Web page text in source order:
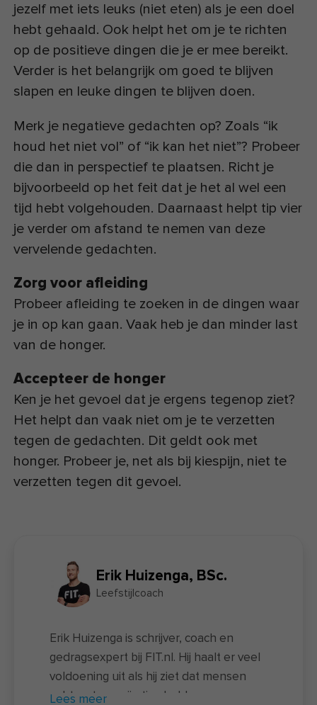
jezelf met iets leuks (niet eten) als je een doel
hebt gehaald. Ook helpt het om je te richten
op de positieve dingen die je er mee bereikt.
Verder is het belangrijk om goed te blijven
slapen en leuke dingen te blijven doen.
Merk je negatieve gedachten op? Zoals “ik
houd het niet vol” of “ik kan het niet”? Probeer
die dan in perspectief te plaatsen. Richt je
bijvoorbeeld op het feit dat je het al wel een
tijd hebt volgehouden. Daarnaast helpt tip vier
je verder om afstand te nemen van deze
vervelende gedachten.
Zorg voor afleiding
Probeer afleiding te zoeken in de dingen waar
je in op kan gaan. Vaak heb je dan minder last
van de honger.
Accepteer de honger
Ken je het gevoel dat je ergens tegenop ziet?
Het helpt dan vaak niet om je te verzetten
tegen de gedachten. Dit geldt ook met
honger. Probeer je, net als bij kiespijn, niet te
verzetten tegen dit gevoel.
Erik Huizenga, BSc.
Leefstijlcoach
Erik Huizenga is schrijver, coach en
gedragsexpert bij FIT.nl. Hij haalt er veel
voldoening uit als hij ziet dat mensen
echt wat aan zijn tips hebben en
Lees meer